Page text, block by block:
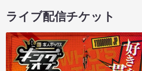
ライブ配信チケット